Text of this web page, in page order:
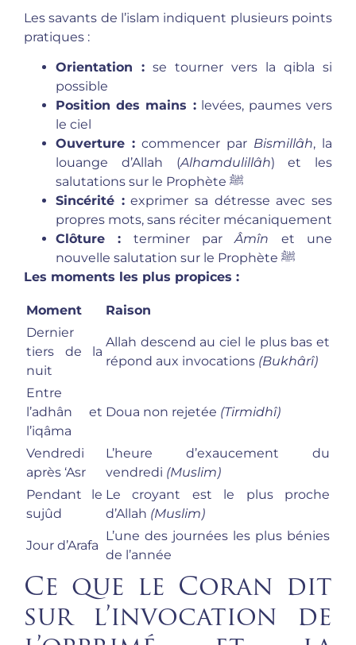
Les savants de l’islam indiquent plusieurs points
pratiques :
Orientation : se tourner vers la qibla si
possible
Position des mains :levées, paumes vers
le ciel
Ouverture : commencer par Bismillâh, la
louange d’Allah (Alhamdulillâh) et les
salutations sur le Prophète ﷺ
Sincérité :exprimer sa détresse avec ses
propres mots, sans réciter mécaniquement
Clôture : terminer parÂmîn et une
nouvelle salutation sur le Prophète ﷺ
Les moments les plus propices :
Moment
Raison
Dernier
tiers de la
nuit
Allah descend au ciel le plus bas et
répond aux invocations (Bukhârî)
Entre
l’adhân et
l’iqâma
Doua non rejetée (Tirmidhî)
Vendredi
après ‘Asr
L’heure d’exaucement du
vendredi (Muslim)
Pendant le
sujûd
Le croyant est le plus proche
d’Allah (Muslim)
Jour d’Arafa
L’une des journées les plus bénies
de l’année
Ce que le Coran dit
sur l’invocation de